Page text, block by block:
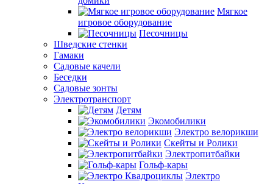
Мягкое
игровое оборудование
Песочницы
Шведские стенки
Гамаки
Садовые качели
Беседки
Садовые зонты
Электротранспорт
Детям
Экомобилики
Электро велорикши
Скейты и Ролики
Электропитбайки
Гольф-кары
Электро